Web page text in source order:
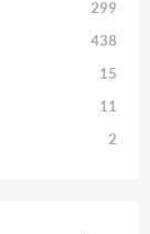
299
438
15
11
2